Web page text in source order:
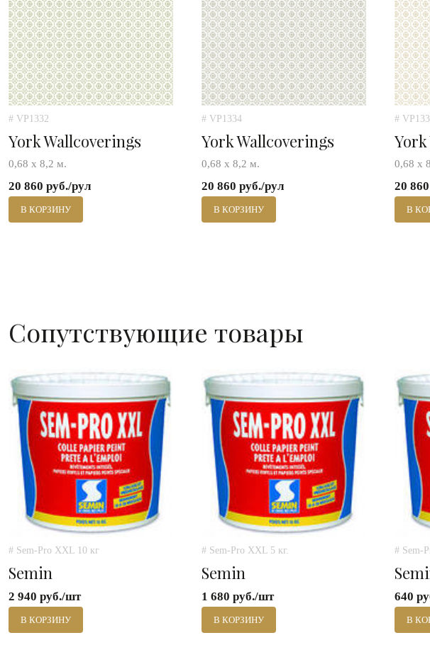
# VP1332
York Wallcoverings
0,68 х 8,2 м.
20 860 руб./рул
В КОРЗИНУ
# VP1334
York Wallcoverings
0,68 х 8,2 м.
20 860 руб./рул
В КОРЗИНУ
#
0,68 х
20
В
Сопутствующие товары
# Sem-Pro XXL 10 кг
Semin
2 940 руб./шт
В КОРЗИНУ
# Sem-Pro XXL 5 кг.
Semin
1 680 руб./шт
В КОРЗИНУ
# Sem-
640
В